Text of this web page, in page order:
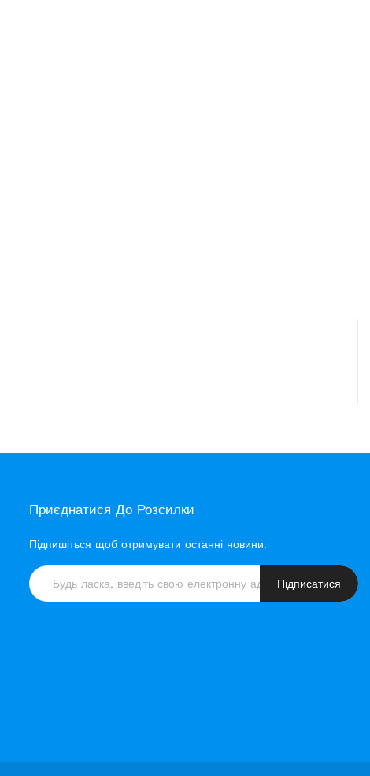
Приєднатися До Розсилки
Підпишіться щоб отримувати останні новини.
Підписатися